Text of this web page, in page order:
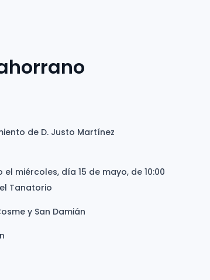
de D. Justo Martínez
miércoles, día 15 de mayo, de 10:00
Tanatorio
y San Damián